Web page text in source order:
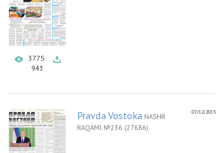
3775
943
07/12/2013
Pravda Vostoka NASHR
RAQAMI №236 (27686)